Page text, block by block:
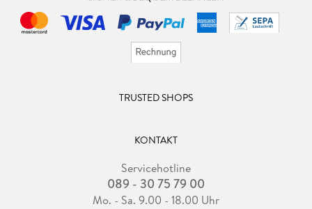
TRUSTED SHOPS
KONTAKT
Servicehotline
089 - 30 75 79 00
Mo. - Sa. 9.00 - 18.00 Uhr